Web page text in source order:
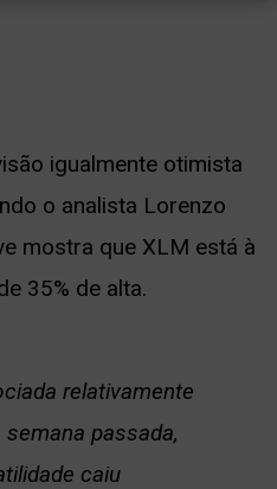
igualmente otimista
o analista Lorenzo
mostra que XLM está à
35% de alta.
relativamente
passada,
caiu